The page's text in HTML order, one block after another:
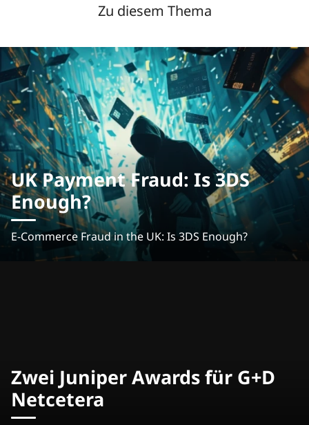
Zu diesem Thema
UK Payment Fraud: Is 3DS
Enough?
E-Commerce Fraud in the UK: Is 3DS Enough?
Zwei Juniper Awards für G+D
Netcetera